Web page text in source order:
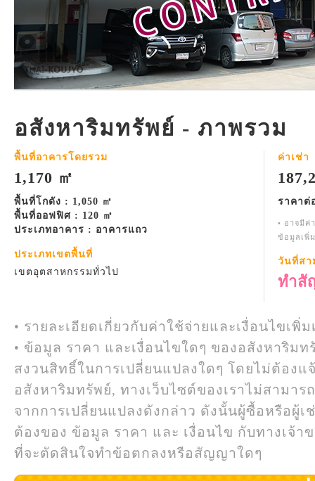
อสังหาริมทรัพย์ - ภาพรวม
พื้นที่อาคารโดยรวม
1,170 ㎡
พื้นที่โกดัง : 1,050 ㎡
พื้นที่ออฟฟิศ : 120 ㎡
ประเภทอาคาร : อาคารแถว
ประเภทเขตพื้นที่
เขตอุตสาหกรรมทั่วไป
ค่าเช่า
ราคาต่
• อาจมีค่
ข้อมูลเพิ่
วันที่สา
ทำสั
• รายละเอียดเกี่ยวกับค่าใช้จ่ายและเงื่อนไขเ
• ข้อมูล ราคา และเงื่อนไขใดๆ ของอสังหาริม
สงวนสิทธิ์ในการเปลี่ยนแปลงใดๆ โดยไม่ต้องแ
อสังหาริมทรัพย์, ทางเว็บไซต์ของเราไม่สามา
จากการเปลี่ยนแปลงดังกล่าว ดังนั้นผู้ซื้อหรือผู้
ต้องของ ข้อมูล ราคา และ เงื่อนไข กับทางเจ้
ที่จะตัดสินใจทำข้อตกลงหรือสัญญาใดๆ